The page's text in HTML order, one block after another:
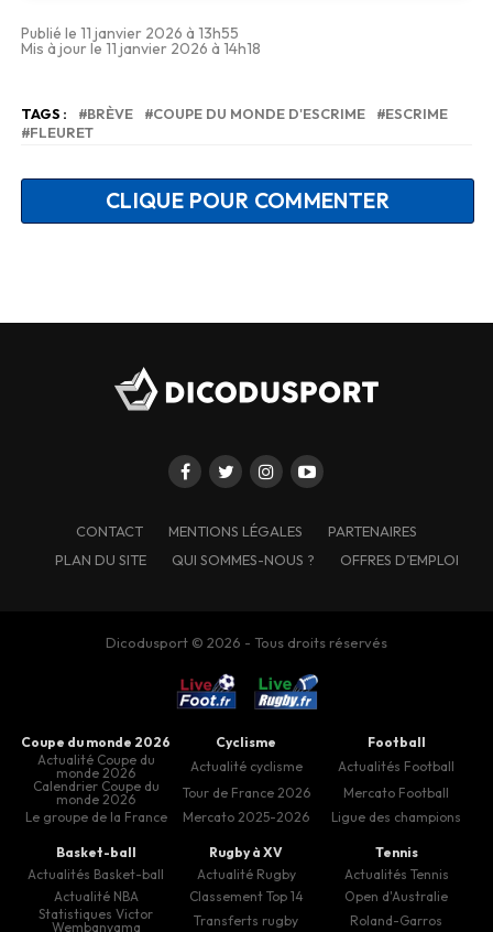
Publié le 11 janvier 2026 à 13h55
Mis à jour le 11 janvier 2026 à 14h18
TAGS : BRÈVE COUPE DU MONDE D'ESCRIME
ESCRIME
FLEURET
CLIQUE POUR COMMENTER
CONTACT MENTIONS LÉGALES
PARTENAIRES
PLAN DU SITE
QUI SOMMES-NOUS ? OFFRES D’EMPLOI
Dicodusport © 2026 - Tous droits réservés
Coupe du monde 2026 Cyclisme
Football
Actualité Coupe du
monde 2026
Actualité cyclisme
Actualités Football
Calendrier Coupe du
monde 2026
Tour de France 2026
Mercato Football
Le groupe de la France
Mercato 2025-2026 Ligue des champions
Basket-ball Rugby à XV
Tennis
Actualités Basket-ball
Actualité Rugby
Actualités Tennis
Actualité NBA
Classement Top 14
Open d'Australie
Statistiques Victor
Wembanyama
Transferts rugby Roland-Garros